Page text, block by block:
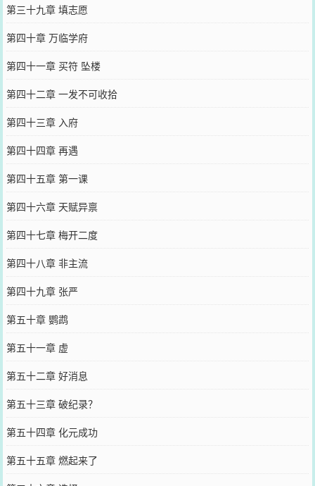
第三十九章 填志愿
第四十章 万临学府
第四十一章 买符 坠楼
第四十二章 一发不可收拾
第四十三章 入府
第四十四章 再遇
第四十五章 第一课
第四十六章 天赋异禀
第四十七章 梅开二度
第四十八章 非主流
第四十九章 张严
第五十章 鹦鹉
第五十一章 虚
第五十二章 好消息
第五十三章 破纪录？
第五十四章 化元成功
第五十五章 燃起来了